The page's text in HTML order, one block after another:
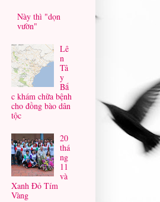
Này thì "dọn
vườn"
Lê
n
Tâ
y
Bắ
c khám chữa bệnh
cho đồng bào dân
tộc
20
thá
ng
11
và
Xanh Đỏ Tím
Vàng